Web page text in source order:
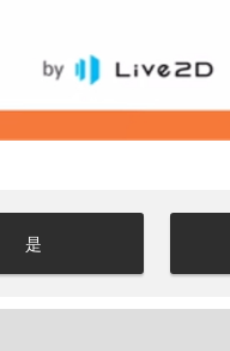
是